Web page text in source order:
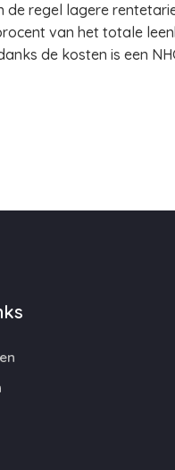
regel lagere
van het totale
de kosten is een